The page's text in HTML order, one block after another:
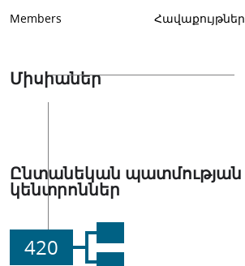
Members Հավաքույթներ
Միսիաներ
Ընտանեկան պատմության
կենտրոններ
420